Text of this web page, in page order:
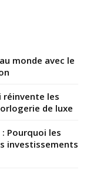
monde avec le
réinvente les
de luxe
Pourquoi les
investissements